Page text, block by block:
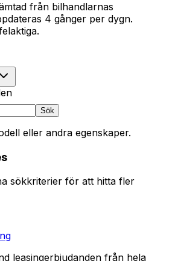
från bilhandlarnas
4 gånger per dygn.
Sök
eller andra egenskaper.
sökkriterier för att hitta fler
leasingerbjudanden från hela